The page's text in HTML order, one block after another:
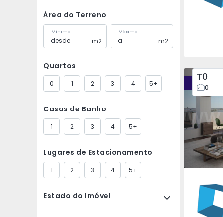
Área do Terreno
Mínimo
m2
Máximo
m2
Quartos
0 1 2 3 4 5+
Casas de Banho
1 2 3 4 5+
Lugares de Estacionamento
1 2 3 4 5+
Estado do Imóvel
T0
0
Faro